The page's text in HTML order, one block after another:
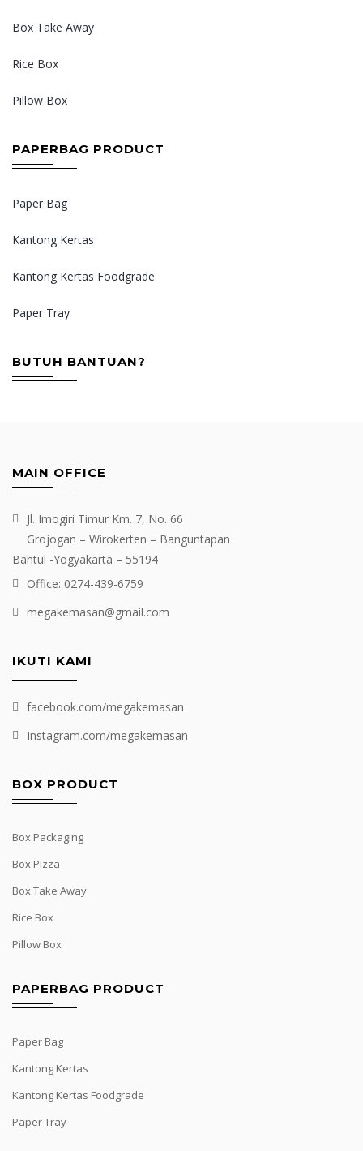
Box Take Away
Rice Box
Pillow Box
PAPERBAG PRODUCT
Paper Bag
Kantong Kertas
Kantong Kertas Foodgrade
Paper Tray
BUTUH BANTUAN?
MAIN OFFICE
Jl. Imogiri Timur Km. 7, No. 66
Grojogan – Wirokerten – Banguntapan
Bantul -Yogyakarta – 55194
Office: 0274-439-6759
megakemasan@gmail.com
IKUTI KAMI
facebook.com/megakemasan
Instagram.com/megakemasan
BOX PRODUCT
Box Packaging
Box Pizza
Box Take Away
Rice Box
Pillow Box
PAPERBAG PRODUCT
Paper Bag
Kantong Kertas
Kantong Kertas Foodgrade
Paper Tray